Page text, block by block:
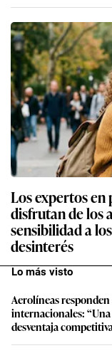
Los expertos en
disfrutan de los
sensibilidad a
desinterés
Lo más visto
Aerolíneas responden
internacionales:
desventaja